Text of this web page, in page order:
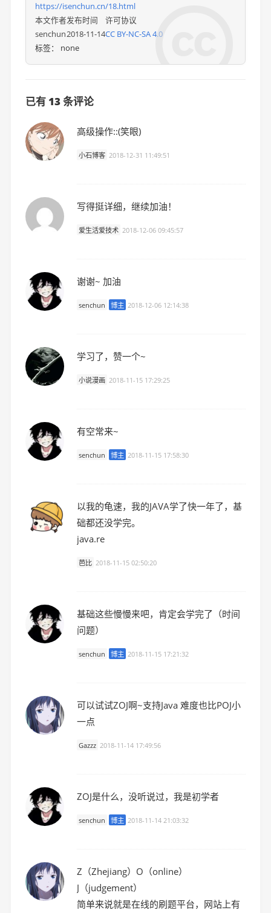
https://isenchun.cn/18.html
本文作者
senchun
发布时间
2018-11-14
许可协议
CC BY-NC-SA 4.0
标签： none
已有 13 条评论
高级操作::(笑眼)
小石博客 2018-12-31 11:49:51
写得挺详细，继续加油！
爱生活爱技术 2018-12-06 09:45:57
谢谢~ 加油
senchun 博主 2018-12-06 12:14:38
学习了，赞一个~
小说漫画 2018-11-15 17:29:25
有空常来~
senchun 博主 2018-11-15 17:58:30
以我的龟速，我的JAVA学了快一年了，基
础都还没学完。
java.re
芭比 2018-11-15 02:50:20
基础这些慢慢来吧，肯定会学完了（时间
问题）
senchun 博主 2018-11-15 17:21:32
可以试试ZOJ啊~支持Java 难度也比POJ小
一点
Gazzz 2018-11-14 17:49:56
ZOJ是什么，没听说过，我是初学者
senchun 博主 2018-11-14 21:03:32
Z（Zhejiang）O（online）
J（judgement）
简单来说就是在线的刷题平台，网站上有